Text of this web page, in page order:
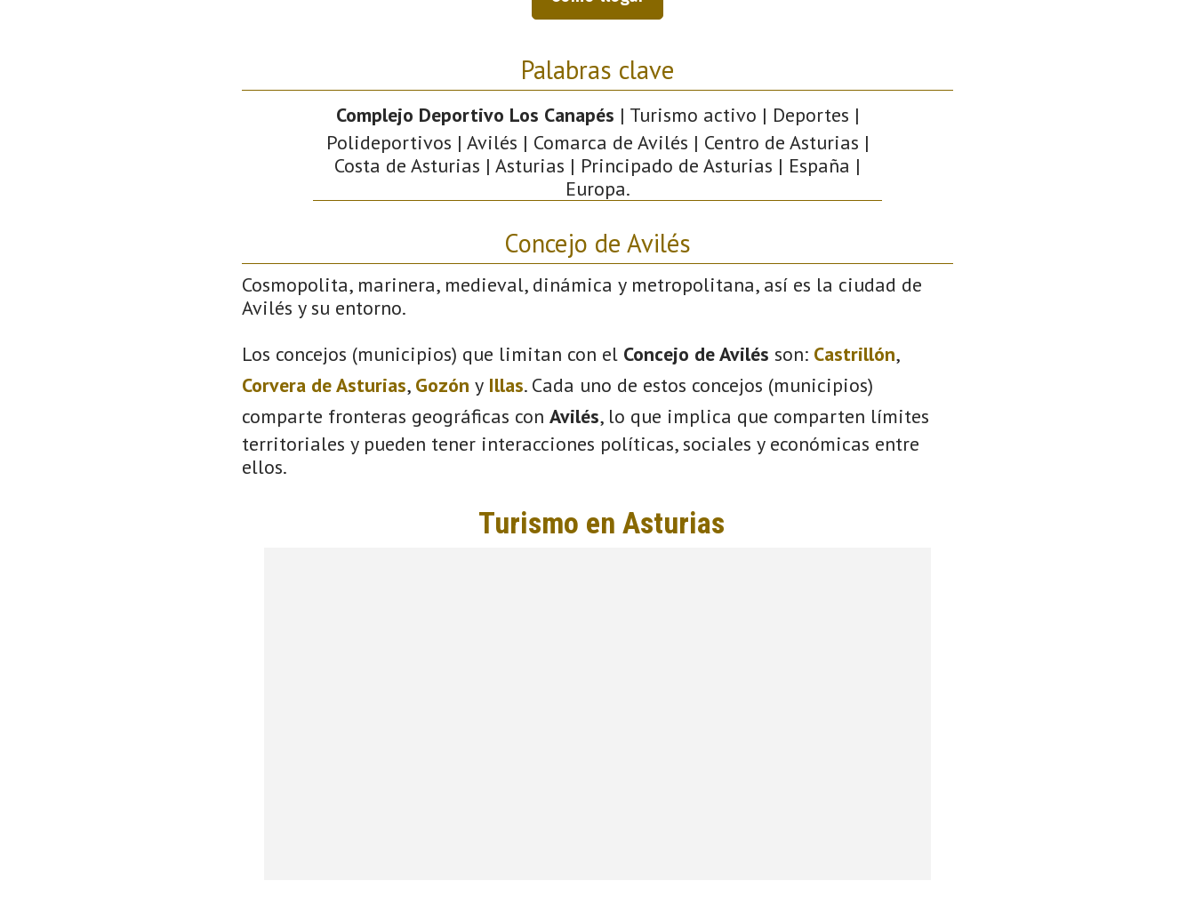
Palabras clave
Complejo Deportivo Los Canapés | Turismo activo | Deportes |
Polideportivos | Avilés | Comarca de Avilés | Centro de Asturias |
Costa de Asturias | Asturias | Principado de Asturias | España |
Europa.
Concejo de Avilés
Cosmopolita, marinera, medieval, dinámica y metropolitana, así es la ciudad de
Avilés y su entorno.
Los concejos (municipios) que limitan con el Concejo de Avilés son: Castrillón,
Corvera de Asturias, Gozón y Illas. Cada uno de estos concejos (municipios)
comparte fronteras geográficas con Avilés, lo que implica que comparten límites
territoriales y pueden tener interacciones políticas, sociales y económicas entre
ellos.